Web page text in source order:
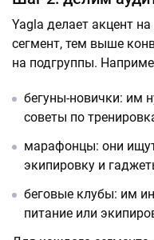
Yagla делает акцент
сегмент, тем выше
на подгруппы.
бегуны-новички: им
советы по
марафонцы: они
экипировку и
беговые клубы: им
питание или